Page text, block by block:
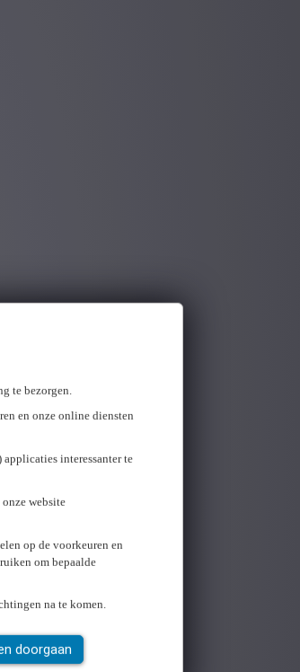
te bezorgen.
en onze online diensten
interessanter te
website
op de voorkeuren en
om bepaalde
na te komen.
doorgaan